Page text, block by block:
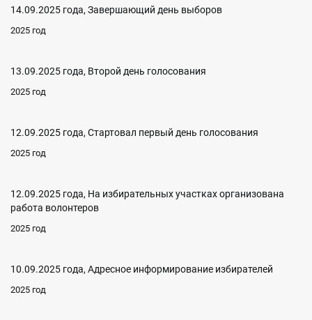
14.09.2025 года, Завершающий день выборов
2025 год
13.09.2025 года, Второй день голосования
2025 год
12.09.2025 года, Стартовал первый день голосования
2025 год
12.09.2025 года, На избирательных участках организована
работа волонтеров
2025 год
10.09.2025 года, Адресное информирование избирателей
2025 год